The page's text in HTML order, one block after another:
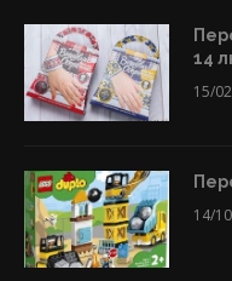
14
15/
14/